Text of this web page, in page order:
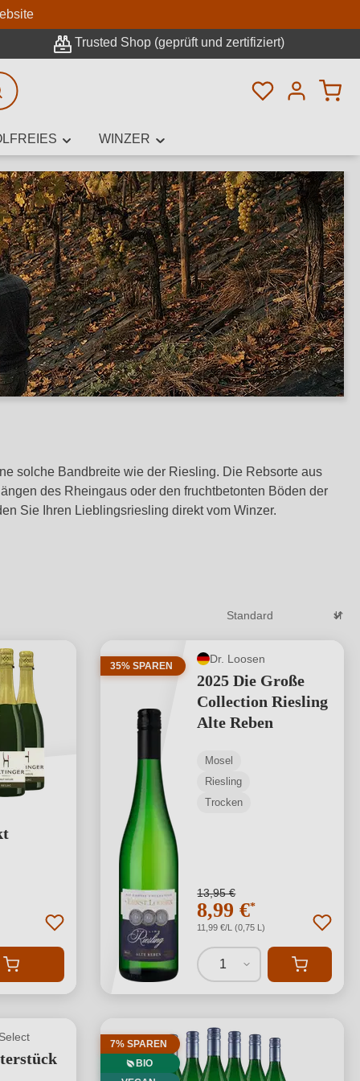
Trusted Shop (geprüft und zertifiziert)
Du hast 0
WINZER
solche Bandbreite wie der Riesling. Die Rebsorte aus
des Rheingaus oder den fruchtbetonten Böden der
Sie Ihren Lieblingsriesling direkt vom Winzer.
35% SPAREN
Dr. Loosen
2025 Die Große
Collection Riesling
Alte Reben
Mosel
Riesling
Trocken
13,95 €
8,99 €*
11,99 €/L (0,75 L)
1
7% SPAREN
BIO
Suche